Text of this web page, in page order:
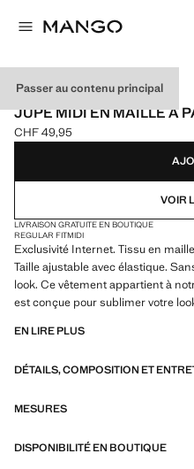
Passer au contenu principal
EXCLUSIVITÉ INTERNET
JUPE MIDI EN MAILLE À
Prix actuel [CHF 49,95 ]
CHF 49,95
Choisissez une couleur
VOIR
LIVRAISON GRATUITE EN BOUTIQUE
REGULAR FITMIDI
Exclusivité Internet. Tissu en
Taille ajustable avec élastique.
look. Ce vêtement appartient à
est conçue pour sublimer votre
EN LIRE PLUS
DÉTAILS, COMPOSITION ET
MESURES
DISPONIBILITÉ EN BOUTIQUE